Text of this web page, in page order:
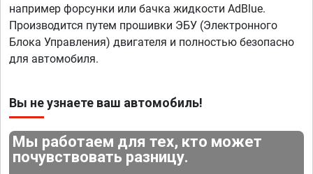
например форсунки или бачка жидкости AdBlue.
Производится путем прошивки ЭБУ (Электронного
Блока Управления) двигателя и полностью безопасно
для автомобиля.
Вы не узнаете ваш автомобиль!
Мы работаем для тех, кто может
почувствовать разницу.